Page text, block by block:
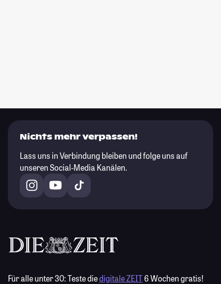
Nichts mehr verpassen!
Lass uns in Verbindung bleiben und folge uns auf
unseren Social-Media Kanälen.
Für alle unter 30:Teste diedigitale ZEIT6 Wochen gratis!